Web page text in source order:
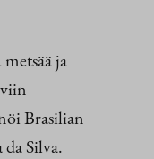
ja
Brasilian
Silva.